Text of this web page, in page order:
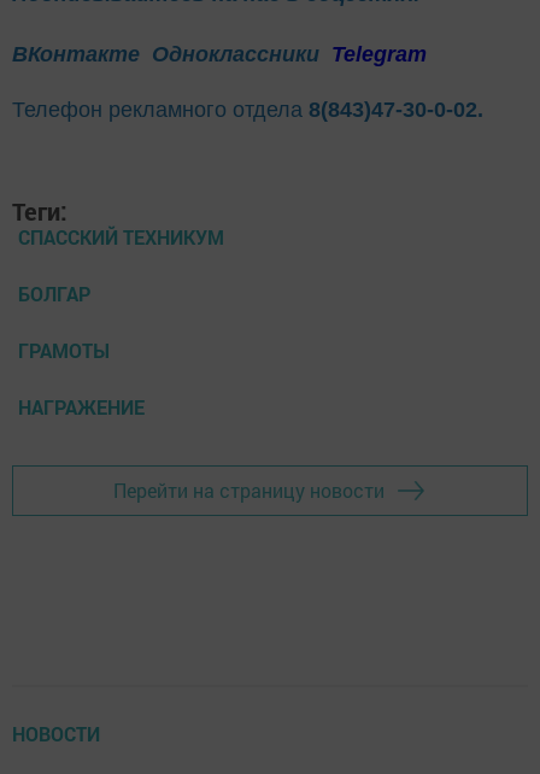
ВКонтакте Одноклассники Telegram
Телефон рекламного отдела 8(843)47-30-0-02.
Теги:
СПАССКИЙ ТЕХНИКУМ
БОЛГАР
ГРАМОТЫ
НАГРАЖЕНИЕ
Перейти на страницу новости
НОВОСТИ